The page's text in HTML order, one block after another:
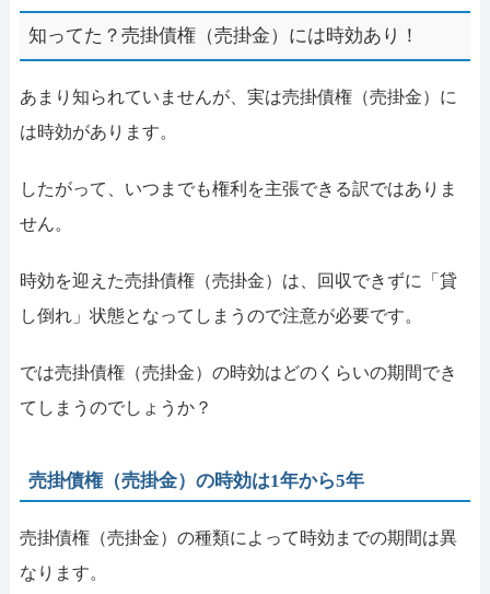
知ってた？売掛債権（売掛金）には時効あり！
あまり知られていませんが、実は売掛債権（売掛金）に
は時効があります。
したがって、いつまでも権利を主張できる訳ではありま
せん。
時効を迎えた売掛債権（売掛金）は、回収できずに「貸
し倒れ」状態となってしまうので注意が必要です。
では売掛債権（売掛金）の時効はどのくらいの期間でき
てしまうのでしょうか？
売掛債権（売掛金）の時効は1年から5年
売掛債権（売掛金）の種類によって時効までの期間は異
なります。